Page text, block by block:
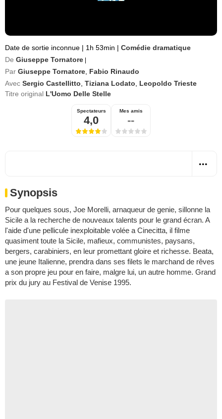
Date de sortie inconnue | 1h 53min | Comédie dramatique
De Giuseppe Tornatore
Par Giuseppe Tornatore Fabio Rinaudo
Avec Sergio Castellitto Tiziana Lodato
Leopoldo Trieste
Titre original L'Uomo Delle Stelle
Spectateurs
4,0
Mes amis
--
Synopsis
Pour quelques sous, Joe Morelli, arnaqueur de genie, sillonne la
Sicile a la recherche de nouveaux talents pour le grand écran. A
l'aide d'une pellicule inexploitable volée a Cinecitta, il filme
quasiment toute la Sicile, mafieux, communistes, paysans,
bergers, carabiniers, en leur promettant gloire et richesse. Beata,
une jeune Italienne, prendra dans ses filets le marchand de rêves
a son propre jeu pour en faire, malgre lui, un autre homme. Grand
prix du jury au Festival de Venise 1995.